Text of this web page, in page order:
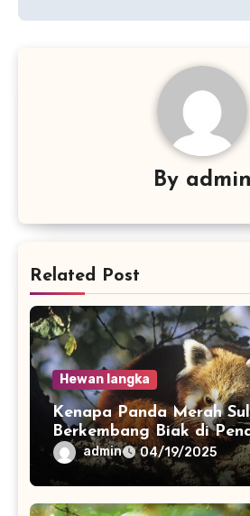
By admin
Related Post
Hewan langka
Kenapa Panda Merah
Berkembang Biak di
admin 04/19/2025